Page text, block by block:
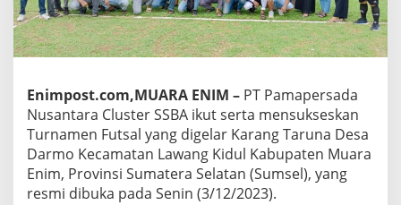
Enimpost.com,MUARA ENIM – PT Pamapersada
Nusantara Cluster SSBA ikut serta mensukseskan
Turnamen Futsal yang digelar Karang Taruna Desa
Darmo Kecamatan Lawang Kidul Kabupaten Muara
Enim, Provinsi Sumatera Selatan (Sumsel), yang
resmi dibuka pada Senin (3/12/2023).